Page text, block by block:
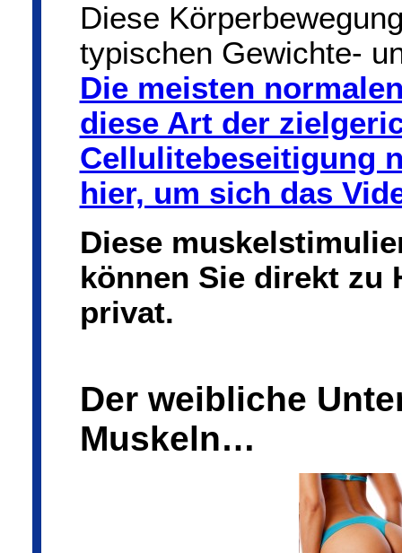
Diese
typischen Gewichte-
Die meisten
diese Art der
Cellulitebeseitigung
hier, um sich das
Diese
können Sie direkt zu
privat.
Der weibliche
Muskeln…